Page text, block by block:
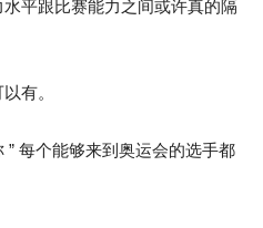
平跟比赛能力之间或许真的隔
有。
每个能够来到奥运会的选手都